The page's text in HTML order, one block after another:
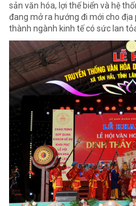
sản văn hóa, lợi thế biển và hệ
đang mở ra hướng đi mới cho
thành ngành kinh tế có sức lan